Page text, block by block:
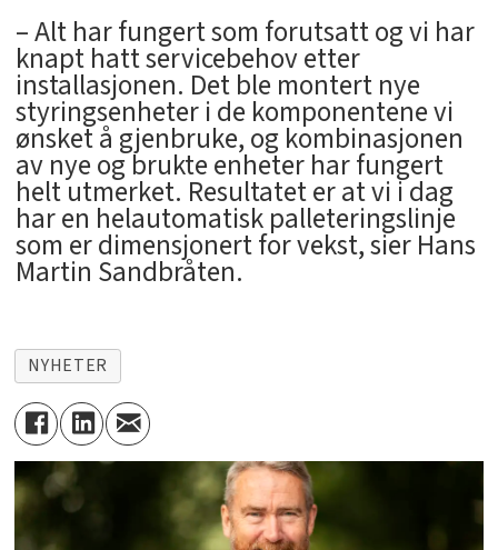
– Alt har fungert som forutsatt og vi har
knapt hatt servicebehov etter
installasjonen. Det ble montert nye
styringsenheter i de komponentene vi
ønsket å gjenbruke, og kombinasjonen
av nye og brukte enheter har fungert
helt utmerket. Resultatet er at vi i dag
har en helautomatisk palleteringslinje
som er dimensjonert for vekst, sier Hans
Martin Sandbråten.
NYHETER